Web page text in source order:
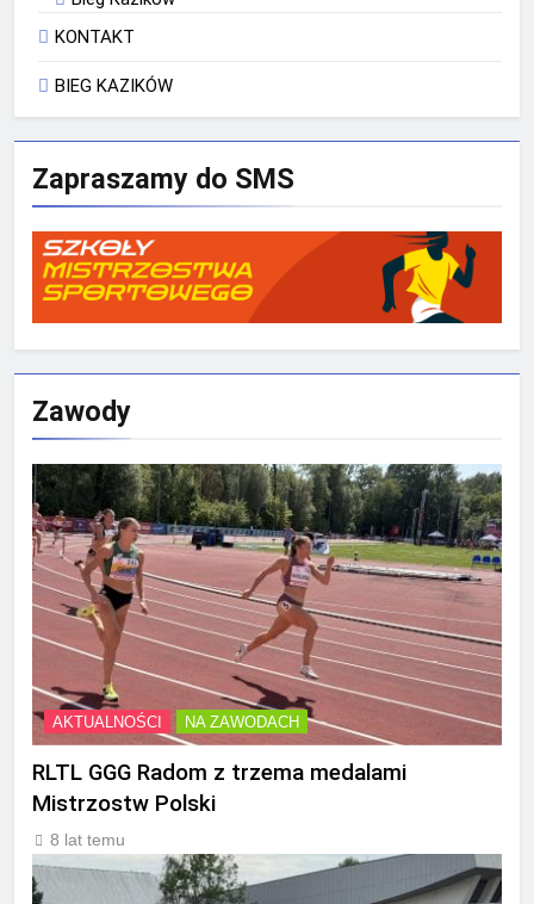
KONTAKT
BIEG KAZIKÓW
Zapraszamy do SMS
Zawody
AKTUALNOŚCI NA ZAWODACH
RLTL GGG Radom z trzema medalami
Mistrzostw Polski
8 lat temu